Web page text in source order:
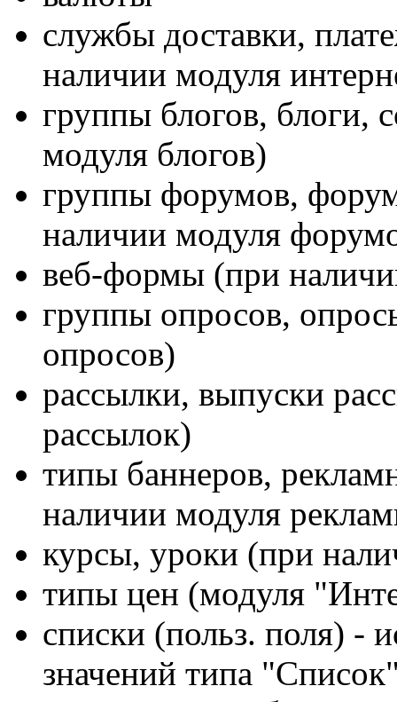
службы доставки,
наличии модуля
группы блогов, блоги,
модуля блогов)
группы форумов,
наличии модуля
веб-формы (при
группы опросов,
опросов)
рассылки, выпуски
рассылок)
типы баннеров,
наличии модуля
курсы, уроки (при
типы цен (модуля
списки (польз. поля) -
значений типа